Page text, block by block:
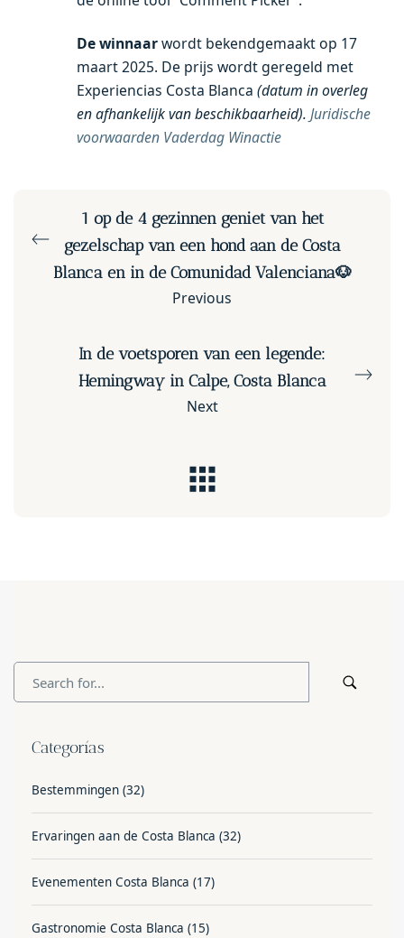
De winnaarwordt bekendgemaakt op 17
maart 2025. De prijs wordt geregeld met
Experiencias Costa Blanca (datum in overleg
en afhankelijk van beschikbaarheid). Juridische
voorwaarden Vaderdag Winactie
1 op de 4 gezinnen geniet van het
gezelschap van een hond aan de Costa
Blanca en in de Comunidad Valenciana🐶
Previous
In de voetsporen van een legende:
Hemingway in Calpe, Costa Blanca
Next
Categorías
Bestemmingen (32)
Ervaringen aan de Costa Blanca (32)
Evenementen Costa Blanca (17)
Gastronomie Costa Blanca (15)